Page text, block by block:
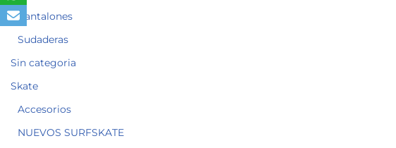
Pantalones
Sudaderas
Sin categoria
Skate
Accesorios
NUEVOS SURFSKATE